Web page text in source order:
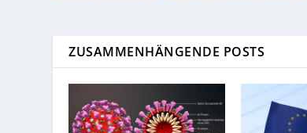
ZUSAMMENHÄNGENDE POSTS